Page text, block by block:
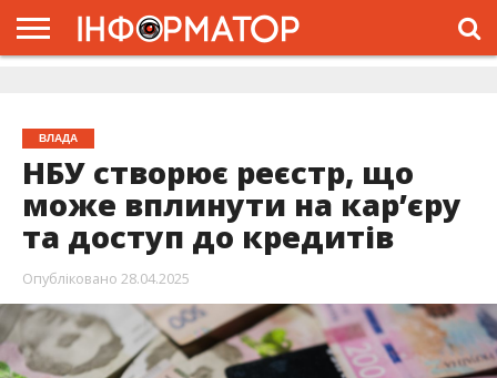
ВЛАДА
НБУ створює реєстр, що
може вплинути на кар’єру
та доступ до кредитів
Опубліковано 28.04.2025